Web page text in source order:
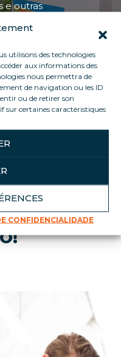
utilisons des technologies
aux informations des
nous permettra de
de navigation ou les ID
ou de retirer son
certaines caractéristiques
CONFIDENCIALIDADE
e outras
químicos e/ou
de CO2
e não